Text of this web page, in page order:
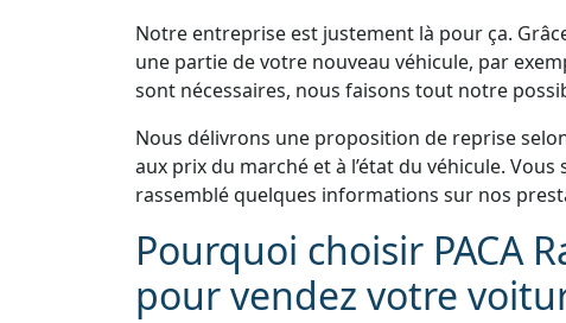
Notre entreprise est justement là pour ça.
une partie de votre nouveau véhicule, par
sont nécessaires, nous faisons tout notre
Nous délivrons une proposition de reprise
aux prix du marché et à l’état du véhicule.
rassemblé quelques informations sur nos
Pourquoi choisir PACA
pour vendez votre